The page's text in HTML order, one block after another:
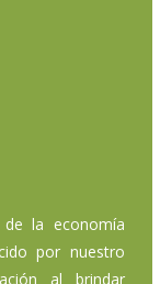
la economía
por nuestro
al brindar